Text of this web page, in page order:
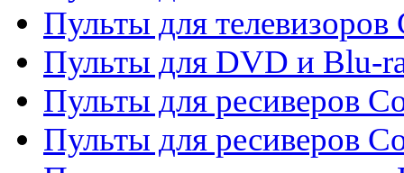
Пульты для телевизоров
Пульты для DVD и Blu-
Пульты для ресиверов
Пульты для ресиверов